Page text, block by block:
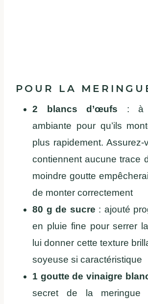
POUR LA
2 blancs d’œufs : à
ambiante pour qu’ils
plus rapidement. Assurez-
contiennent aucune trace
moindre goutte
de monter correctement
80 g de sucre : ajouté
en pluie fine pour serrer
lui donner cette texture
soyeuse si caractéristique
1 goutte de vinaigre
secret de la meringue